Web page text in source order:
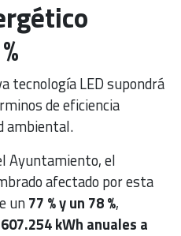
tecnología LED supondrá
de eficiencia
ambiental.
Ayuntamiento, el
afectado por esta
un77 % y un 78 %,
kWh anuales a